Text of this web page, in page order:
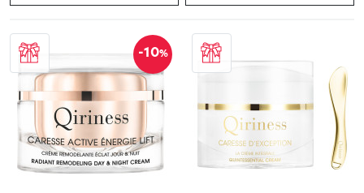
-10%